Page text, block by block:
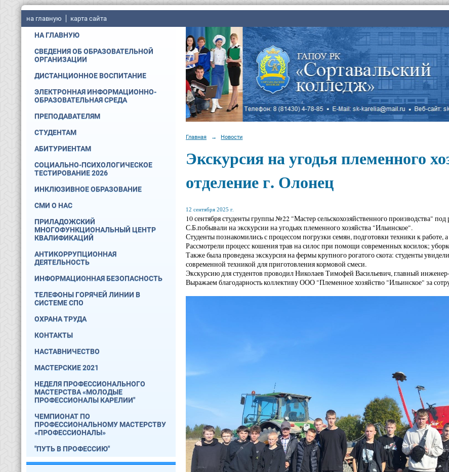
на главную карта сайта
НА ГЛАВНУЮ
СВЕДЕНИЯ ОБ ОБРАЗОВАТЕЛЬНОЙ
ОРГАНИЗАЦИИ
ДИСТАНЦИОННОЕ ВОСПИТАНИЕ
ЭЛЕКТРОННАЯ ИНФОРМАЦИОННО-
ОБРАЗОВАТЕЛЬНАЯ СРЕДА
ПРЕПОДАВАТЕЛЯМ
СТУДЕНТАМ
АБИТУРИЕНТАМ
СОЦИАЛЬНО-ПСИХОЛОГИЧЕСКОЕ
ТЕСТИРОВАНИЕ 2026
ИНКЛЮЗИВНОЕ ОБРАЗОВАНИЕ
СМИ О НАС
ПРИЛАДОЖСКИЙ
МНОГОФУНКЦИОНАЛЬНЫЙ ЦЕНТР
КВАЛИФИКАЦИЙ
АНТИКОРРУПЦИОННАЯ
ДЕЯТЕЛЬНОСТЬ
ИНФОРМАЦИОННАЯ БЕЗОПАСНОСТЬ
ТЕЛЕФОНЫ ГОРЯЧЕЙ ЛИНИИ В
СИСТЕМЕ СПО
ОХРАНА ТРУДА
КОНТАКТЫ
НАСТАВНИЧЕСТВО
МАСТЕРСКИЕ 2021
НЕДЕЛЯ ПРОФЕССИОНАЛЬНОГО
МАСТЕРСТВА «МОЛОДЫЕ
ПРОФЕССИОНАЛЫ КАРЕЛИИ"
ЧЕМПИОНАТ ПО
ПРОФЕССИОНАЛЬНОМУ МАСТЕРСТВУ
«ПРОФЕССИОНАЛЫ»
"ПУТЬ В ПРОФЕССИЮ"
Главная → Новости
Экскурсия на угодья племенного
отделение г. Олонец
12 сентября 2025 г.
10 сентября студенты группы №22 "Мастер сельскохозяйственного производства"
С.Б.побывали на экскурсии на угодьях племенного хозяйства "Ильинское".
Студенты познакомились с процессом погрузки семян, подготовки техники к работе,
Рассмотрели процесс кошения трав на силос при помощи современных косилок;
Также была проведена экскурсия на фермы крупного рогатого скота: студенты
современной техникой для приготовления кормовой смеси.
Экскурсию для студентов проводил Николаев Тимофей Васильевич, главный
Выражаем благодарность коллективу ООО "Племенное хозяйство "Ильинское" за